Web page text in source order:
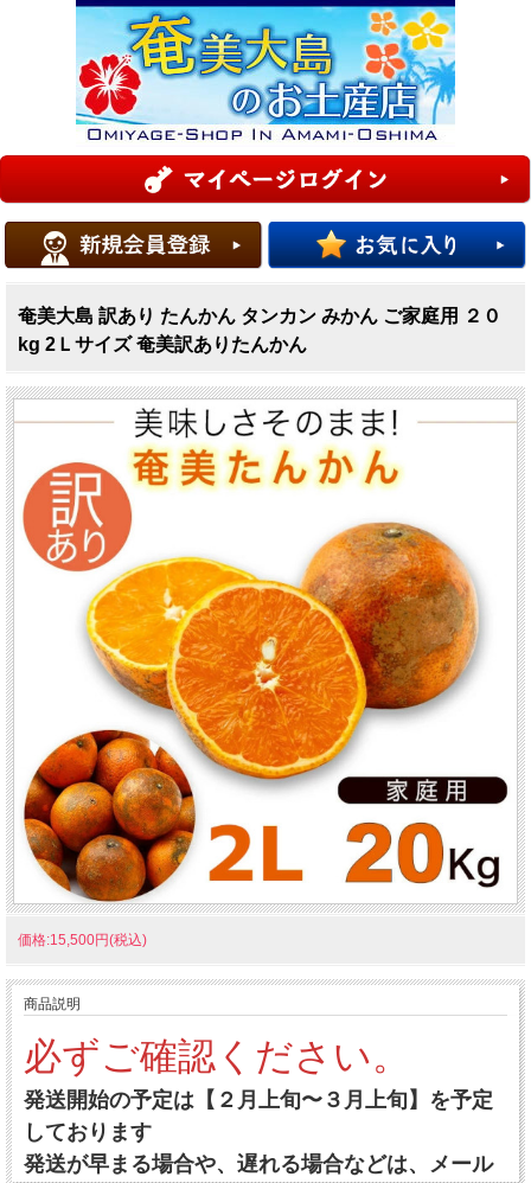
奄美大島 訳あり たんかん タンカン みかん ご家庭用 ２０
kg 2Ｌサイズ 奄美訳ありたんかん
価格:15,500円(税込)
商品説明
必ずご確認ください。
発送開始の予定は【２月上旬〜３月上旬】を予定
しております
発送が早まる場合や、遅れる場合などは、メール